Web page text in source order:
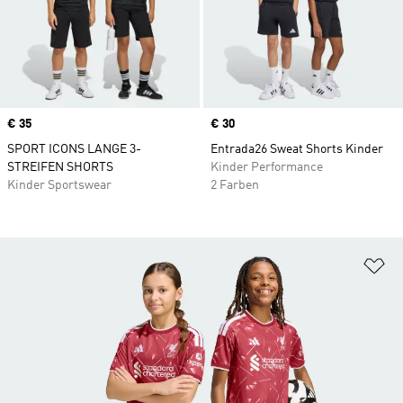
Price
€ 35
SPORT ICONS LANGE 3-
STREIFEN SHORTS
Kinder Sportswear
Price
€ 30
Entrada26 Sweat Shorts Kinder
Kinder Performance
2 Farben